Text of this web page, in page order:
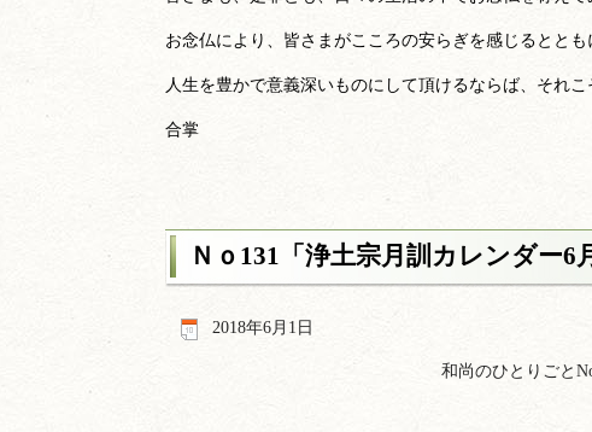
お念仏により、皆さまがこころの安らぎを感じるととも
人生を豊かで意義深いものにして頂けるならば、それ
合掌
Ｎｏ131「浄土宗月訓カレンダー6
2018年6月1日
和尚のひとりごと